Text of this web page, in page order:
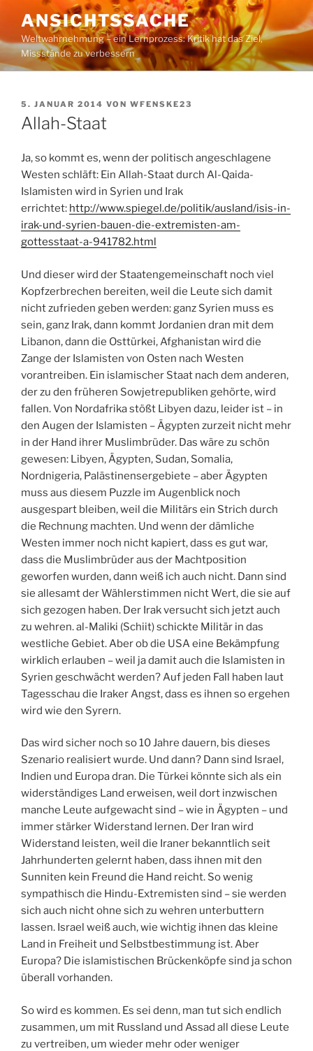
Inhalt
springen
ANSICHTSSACHE
Weltwahrnehmung – ein Lernprozess: Kritik hat das Ziel,
Missstände zu verbessern
VERÖFFENTLICHT
AM
5. JANUAR 2014 VON WFENSKE23
Allah-Staat
Ja, so kommt es, wenn der politisch angeschlagene
Westen schläft: Ein Allah-Staat durch Al-Qaida-
Islamisten wird in Syrien und Irak
errichtet: http://www.spiegel.de/politik/ausland/isis-in-
irak-und-syrien-bauen-die-extremisten-am-
gottesstaat-a-941782.html
Und dieser wird der Staatengemeinschaft noch viel
Kopfzerbrechen bereiten, weil die Leute sich damit
nicht zufrieden geben werden: ganz Syrien muss es
sein, ganz Irak, dann kommt Jordanien dran mit dem
Libanon, dann die Osttürkei, Afghanistan wird die
Zange der Islamisten von Osten nach Westen
vorantreiben. Ein islamischer Staat nach dem anderen,
der zu den früheren Sowjetrepubliken gehörte, wird
fallen. Von Nordafrika stößt Libyen dazu, leider ist – in
den Augen der Islamisten – Ägypten zurzeit nicht mehr
in der Hand ihrer Muslimbrüder. Das wäre zu schön
gewesen: Libyen, Ägypten, Sudan, Somalia,
Nordnigeria, Palästinensergebiete – aber Ägypten
muss aus diesem Puzzle im Augenblick noch
ausgespart bleiben, weil die Militärs ein Strich durch
die Rechnung machten. Und wenn der dämliche
Westen immer noch nicht kapiert, dass es gut war,
dass die Muslimbrüder aus der Machtposition
geworfen wurden, dann weiß ich auch nicht. Dann sind
sie allesamt der Wählerstimmen nicht Wert, die sie auf
sich gezogen haben. Der Irak versucht sich jetzt auch
zu wehren. al-Maliki (Schiit) schickte Militär in das
westliche Gebiet. Aber ob die USA eine Bekämpfung
wirklich erlauben – weil ja damit auch die Islamisten in
Syrien geschwächt werden? Auf jeden Fall haben laut
Tagesschau die Iraker Angst, dass es ihnen so ergehen
wird wie den Syrern.
Das wird sicher noch so 10 Jahre dauern, bis dieses
Szenario realisiert wurde. Und dann? Dann sind Israel,
Indien und Europa dran. Die Türkei könnte sich als ein
widerständiges Land erweisen, weil dort inzwischen
manche Leute aufgewacht sind – wie in Ägypten – und
immer stärker Widerstand lernen. Der Iran wird
Widerstand leisten, weil die Iraner bekanntlich seit
Jahrhunderten gelernt haben, dass ihnen mit den
Sunniten kein Freund die Hand reicht. So wenig
sympathisch die Hindu-Extremisten sind – sie werden
sich auch nicht ohne sich zu wehren unterbuttern
lassen. Israel weiß auch, wie wichtig ihnen das kleine
Land in Freiheit und Selbstbestimmung ist. Aber
Europa? Die islamistischen Brückenköpfe sind ja schon
überall vorhanden.
So wird es kommen. Es sei denn, man tut sich endlich
zusammen, um mit Russland und Assad all diese Leute
zu vertreiben, um wieder mehr oder weniger